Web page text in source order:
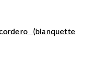
(blanquette